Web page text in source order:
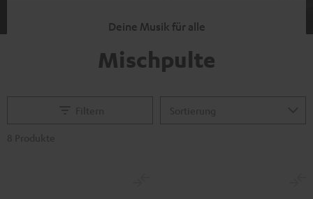
Deine Musik für alle
Mischpulte